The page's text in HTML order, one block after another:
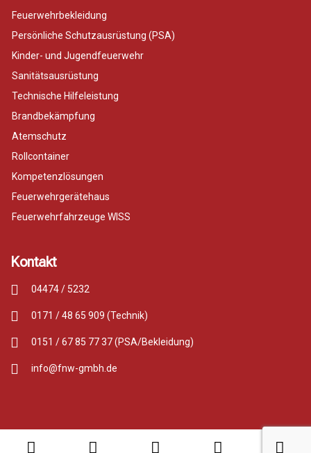
Feuerwehrbekleidung
Persönliche Schutzausrüstung (PSA)
Kinder- und Jugendfeuerwehr
Sanitätsausrüstung
Technische Hilfeleistung
Brandbekämpfung
Atemschutz
Rollcontainer
Kompetenzlösungen
Feuerwehrgerätehaus
Feuerwehrfahrzeuge WISS
Kontakt
04474 / 5232
0171 / 48 65 909 (Technik)
0151 / 67 85 77 37 (PSA/Bekleidung)
info@fnw-gmbh.de